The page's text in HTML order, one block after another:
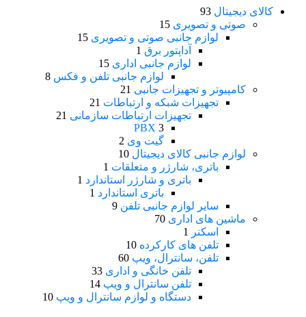
کالای دیجیتال 93
صوتی و تصویری 15
لوازم جانبی صوتی و تصویری 15
آداپتور برق 1
لوازم جانبی اداری 15
لوازم جانبی تلفن و فکس 8
کامپیوتر و تجهیزات جانبی 21
تجهیزات شبکه و ارتباطات 21
تجهیزات ارتباطات سازمانی 21
PBX 3
گیت وی 2
لوازم جانبی کالای دیجیتال 10
باتری، شارژر و متعلقات 1
باتری و شارژر استاندارد 1
باتری استاندارد 1
سایر لوازم جانبی تلفن 9
ماشین های اداری 70
اسکنر
1
تلفن های کارکرده 10
تلفن، سانترال، ویپ 60
تلفن خانگی و اداری 33
تلفن سانترال و ویپ 14
دستگاه و لوازم سانترال و ویپ 10